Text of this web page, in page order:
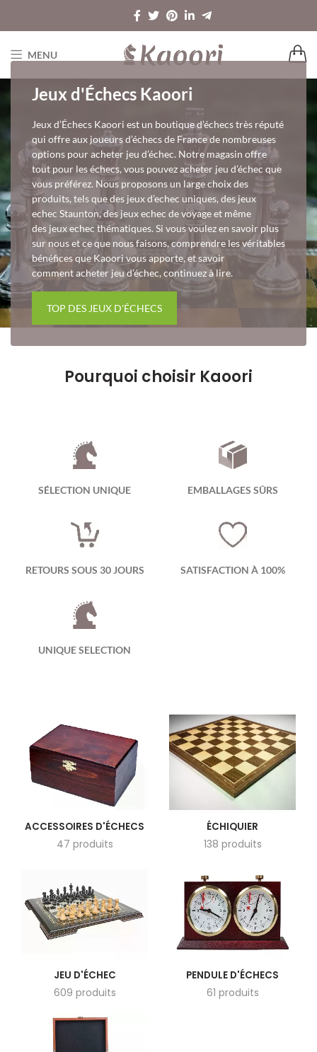
MENU
Jeux d'Échecs Kaoori
Jeux d’Échecs Kaoori est un boutique d’échecs très réputé
qui offre aux joueurs d’échecs de France de nombreuses
options pour acheter jeu d’échec. Notre magasin offre
tout pour les échecs, vous pouvez acheter jeu d’échec que
vous préférez. Nous proposons un large choix des
produits, tels que des jeux d’echec uniques, des jeux
echec Staunton, des jeux echec de voyage et même
des jeux echec thématiques. Si vous voulez en savoir plus
sur nous et ce que nous faisons, comprendre les véritables
bénéfices que Kaoori vous apporte, et savoir
comment acheter jeu d’échec, continuez à lire.
TOP DES JEUX D'ÉCHECS
Pourquoi choisir Kaoori
SÉLECTION UNIQUE EMBALLAGES SÛRS
RETOURS SOUS 30 JOURS SATISFACTION À 100%
UNIQUE SELECTION
ACCESSOIRES D'ÉCHECS
47 produits
ÉCHIQUIER
138 produits
JEU D'ÉCHEC
609 produits
PENDULE D'ÉCHECS
61 produits